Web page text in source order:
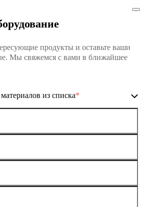
продукты и оставьте ваши
Мы свяжемся с вами в ближайшее
из списка*